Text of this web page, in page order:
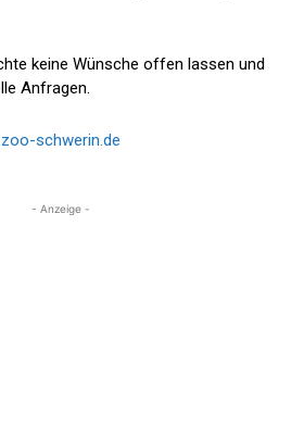
keine Wünsche offen lassen und
Anfragen.
schwerin.de
- Anzeige -